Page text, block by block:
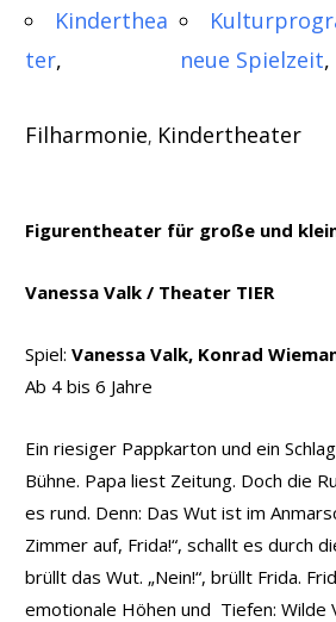
Kinderthea
ter
neue Spielzeit
Filharmonie, Kindertheater
Figurentheater für große und
Vanessa Valk / Theater TIER
Spiel: Vanessa Valk, Konrad
Ab 4 bis 6 Jahre
Ein riesiger Pappkarton und ein
Bühne. Papa liest Zeitung. Doch die
es rund. Denn: Das Wut ist im
Zimmer auf, Frida!“, schallt es durch
brüllt das Wut. „Nein!“, brüllt Frida.
emotionale Höhen und Tiefen: Wilde